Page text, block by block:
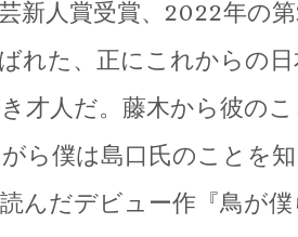
新人賞受賞、2022年の
れた、正にこれからの
才人だ。藤木から彼の
ら僕は島口氏のことを
んだデビュー作『鳥が